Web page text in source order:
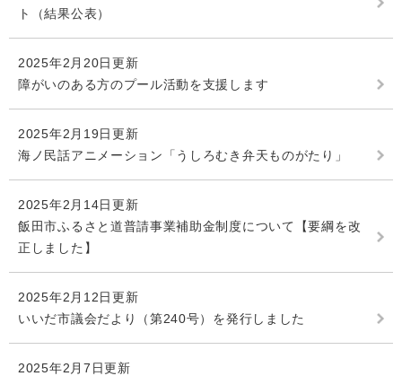
ト（結果公表）
2025年2月20日更新
障がいのある方のプール活動を支援します
2025年2月19日更新
海ノ民話アニメーション「うしろむき弁天ものがたり」
2025年2月14日更新
飯田市ふるさと道普請事業補助金制度について【要綱を改
正しました】
2025年2月12日更新
いいだ市議会だより（第240号）を発行しました
2025年2月7日更新